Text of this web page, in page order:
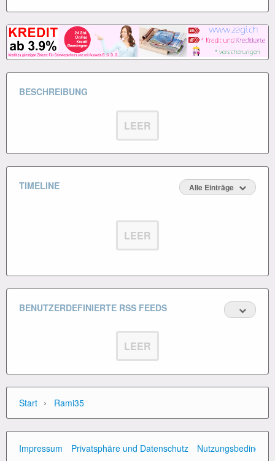
BESCHREIBUNG
LEER
TIMELINE Alle Einträge
LEER
BENUTZERDEFINIERTE RSS FEEDS
LEER
Start › Rami35
Impressum Privatsphäre und Datenschutz